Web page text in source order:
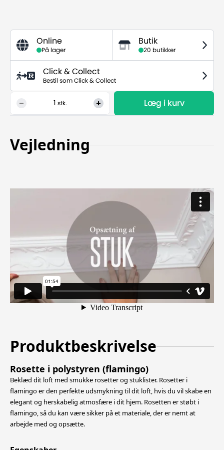
Online
På lager
Butik
20 butikker
Click & Collect
Bestil som Click & Collect
stk. Læg i kurv
Vejledning
Produktbeskrivelse
Rosette i polystyren (flamingo)
Beklæd dit loft med smukke rosetter og stuklister. Rosetter i
flamingo er den perfekte udsmykning til dit loft, hvis du vil skabe en
elegant og herskabelig atmosfære i dit hjem. Rosetten er støbt i
flamingo,så du kan være sikker på et materiale, der er nemt at
arbejde med og opsætte.